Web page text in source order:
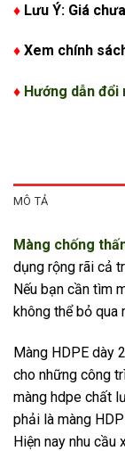
♦ Lưu Ý: Giá
♦ Xem chính
♦ Hướng dẫn đổi
MÔ TẢ
Màng chống
dụng rộng rãi cả
Nếu bạn cần tìm
không thể bỏ qua
Màng HDPE dày
cho những công
màng hdpe chất
phải là màng
Hiện nay nhu